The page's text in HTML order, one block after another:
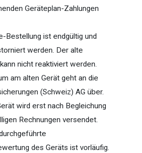
Geräteplan-Zahlungen
Bestellung ist endgültig und
werden. Der alte
nicht reaktiviert werden.
am alten Gerät geht an die
(Schweiz) AG über.
wird erst nach Begleichung
Rechnungen versendet.
des Geräts ist vorläufig.